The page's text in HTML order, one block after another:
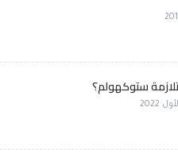
ستوكهولم؟